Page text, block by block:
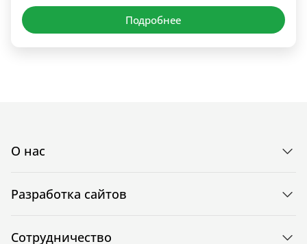
Подробнее
О нас
Разработка сайтов
Сотрудничество